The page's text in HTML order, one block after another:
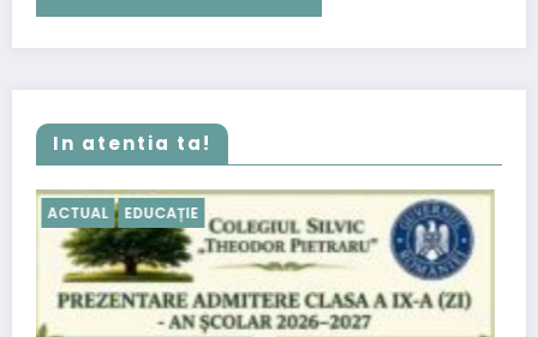
In atentia ta!
ACTUAL Anunturi